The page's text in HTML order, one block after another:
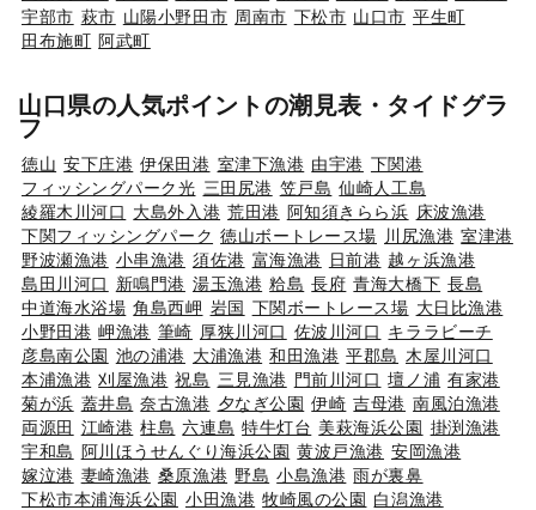
宇部市 萩市 山陽小野田市 周南市 下松市 山口市 平生町
田布施町 阿武町
山口県の人気ポイントの潮見表・タイドグラ
フ
徳山 安下庄港 伊保田港 室津下漁港 由宇港 下関港
フィッシングパーク光 三田尻港 笠戸島 仙崎人工島
綾羅木川河口 大島外入港 荒田港 阿知須きらら浜 床波漁港
下関フィッシングパーク 徳山ボートレース場 川尻漁港 室津港
野波瀬漁港 小串漁港 須佐港 富海漁港 日前港 越ヶ浜漁港
島田川河口
新鳴門港 湯玉漁港 粭島 長府 青海大橋下 長島
中道海水浴場 角島西岬 岩国 下関ボートレース場 大日比漁港
小野田港 岬漁港 筆崎 厚狭川河口 佐波川河口 キララビーチ
彦島南公園 池の浦港 大浦漁港 和田漁港 平郡島 木屋川河口
本浦漁港 刈屋漁港 祝島 三見漁港 門前川河口 壇ノ浦 有家港
菊が浜 蓋井島 奈古漁港 夕なぎ公園 伊崎 吉母港 南風泊漁港
両源田 江崎港 柱島 六連島 特牛灯台 美萩海浜公園 掛渕漁港
宇和島 阿川ほうせんぐり海浜公園 黄波戸漁港 安岡漁港
嫁泣港 妻崎漁港 桑原漁港 野島 小島漁港 雨が裏鼻
下松市本浦海浜公園 小田漁港 牧崎風の公園 白潟漁港